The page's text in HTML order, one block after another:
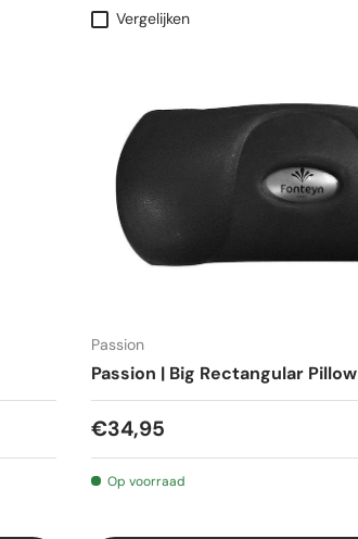
Vergelijken
Passion
Passion | Big Rectangular Pillow
€34,95
Op voorraad